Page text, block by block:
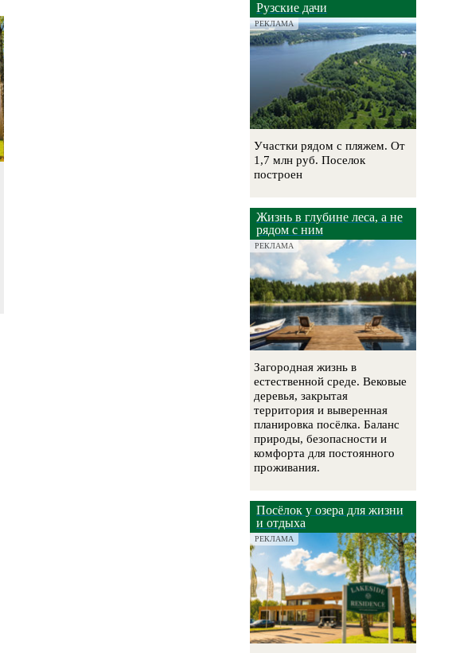
Рузские дачи
РЕКЛАМА
Участки рядом с пляжем. От
1,7 млн руб. Поселок
построен
Жизнь в глубине леса, а не
рядом с ним
РЕКЛАМА
Загородная жизнь в
естественной среде. Вековые
деревья, закрытая
территория и выверенная
планировка посёлка. Баланс
природы, безопасности и
комфорта для постоянного
проживания.
Посёлок у озера для жизни
и отдыха
РЕКЛАМА